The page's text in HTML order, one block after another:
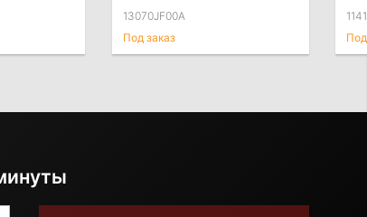
13070JF00A
Под заказ